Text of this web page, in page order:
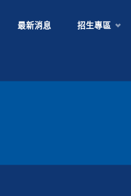
最新消息 招生專區